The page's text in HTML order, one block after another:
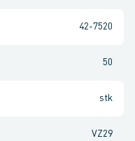
42-7520
50
stk
VZ29